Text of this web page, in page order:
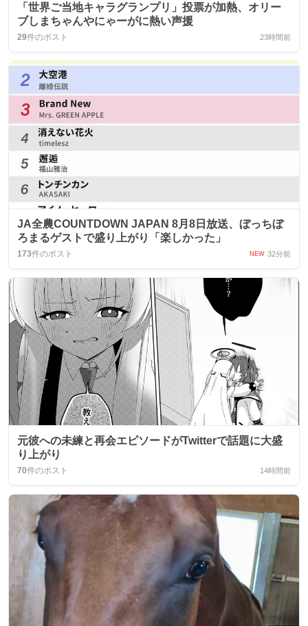
「世界ご当地キャラグランプリ」投票が加熱、オリー
ブしまちゃんやにゃーがに熱い声援
29件のポスト 23時間前
JA全農COUNTDOWN JAPAN 8月8日放送、ぼっちぼ
ろまるゲストで盛り上がり「楽しかった」
173件のポスト NEW 32分前
元彼への未練と再会エピソードがTwitterで話題に大盛
り上がり
70件のポスト 14時間前